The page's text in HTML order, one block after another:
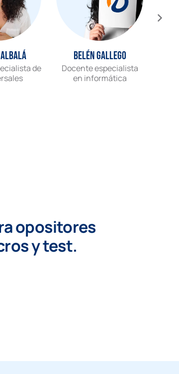
de
Belén Gallego
Docente especialista
en informática
opositores
y test.